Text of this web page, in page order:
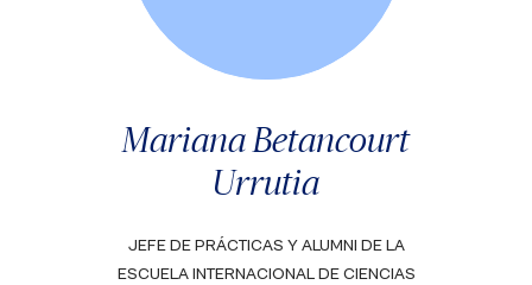
Mariana Betancourt
Urrutia
JEFE DE PRÁCTICAS Y ALUMNI DE LA
ESCUELA INTERNACIONAL DE CIENCIAS